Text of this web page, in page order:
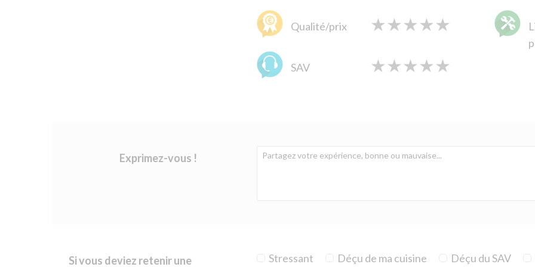
Qualité/prix ★
★★
★★★
★★★★
★★★★★
SAV ★
★★
★★★
★★★★
★★★★★
Exprimez-vous !
Si vous deviez retenir une
Stressant Déçu de ma cuisine Déçu du SAV